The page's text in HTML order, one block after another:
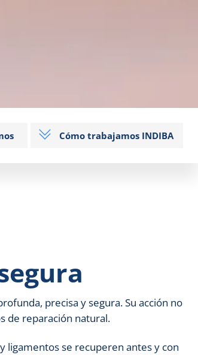
Cómo trabajamos INDIBA
precisa y segura. Su acción no
de reparación natural.
ligamentos se recuperen antes y con